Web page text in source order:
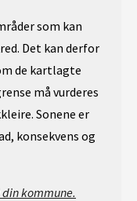
som kan
Det kan derfor
de kartlagte
må vurderes
Sonene er
konsekvens og
kommune.